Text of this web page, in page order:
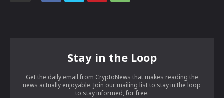
Stay in the Loop
Get the daily email from CryptoNews that makes reading the
news actually enjoyable. Join our mailing list to stay in the loop
to stay informed, for free.